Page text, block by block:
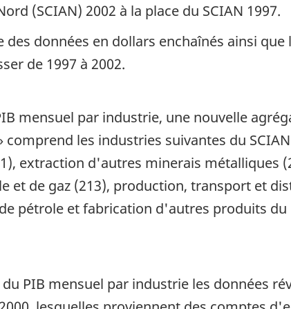
(SCIAN) 2002 à la place du SCIAN 1997.
données en dollars enchaînés ainsi
de 1997 à 2002.
mensuel par industrie, une nouvelle
comprend les industries suivantes du
extraction d'autres minerais métalliques
et de gaz (213), production, transport et
pétrole et fabrication d'autres produits
PIB mensuel par industrie les données